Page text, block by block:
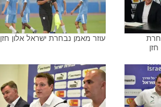
עוזר מאמן נבחרת ישראל אלון חזן